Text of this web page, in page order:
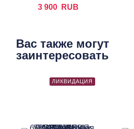
3 900 RUB
Вас также могут
заинтересовать
ЛИКВИДАЦИЯ